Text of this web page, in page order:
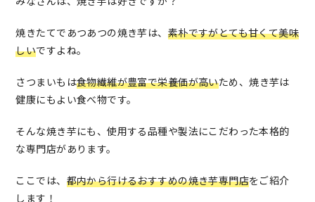
焼きたてであつあつの焼き芋は、 素朴ですがとても甘くて美味
しいですよね。
さつまいもは食物繊維が豊富で栄養価が高いため、焼き芋は
健康にもよい食べ物です。
そんな焼き芋にも、使用する品種や製法にこだわった本格的
な専門店があります。
ここでは、 都内から行けるおすすめの焼き芋専門店をご紹介
します！